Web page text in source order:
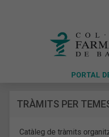
PORTAL
TRÀMITS PER
Catàleg de tràmits